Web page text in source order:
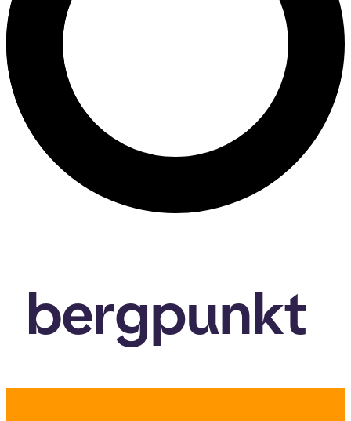
bergpunkt